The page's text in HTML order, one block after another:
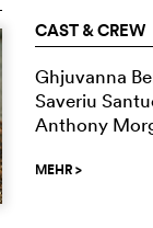
CAST & CREW
Ghjuvanna
Saveriu
Anthony
MEHR>